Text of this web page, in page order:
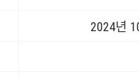
2024년